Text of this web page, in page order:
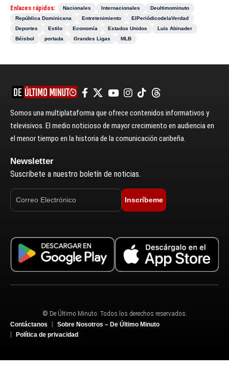
Enlaces rápidos: Nacionales Internacionales
Deultimominuto
República Dominicana
Entretenimiento
ElPeriódicodelaVerdad
Deportes
Estilo Economía Estados Unidos
Luis Abinader
Béisbol
portada Grandes Ligas MLB
Somos una multiplataforma que ofrece contenidos informativos y
televisivos. El medio noticioso de mayor crecimiento en audiencia en
el menor tiempo en la historia de la comunicación caribeña.
Newsletter
Suscríbete a nuestro boletín de noticias.
Inscríbeme
© De Último Minuto. Todos los derechos reservados.
Contáctanos
Sobre Nosotros – De Último Minuto
Política de privacidad